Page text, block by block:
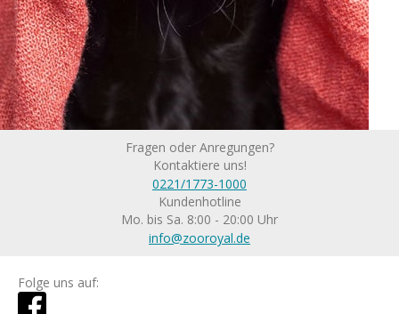
Fragen oder Anregungen?
Kontaktiere uns!
0221/1773-1000
Kundenhotline
Mo. bis Sa. 8:00 - 20:00 Uhr
info@zooroyal.de
Folge uns auf: